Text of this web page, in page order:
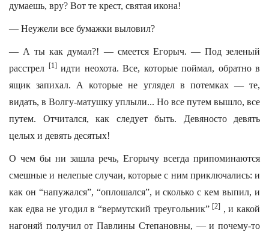
думаешь, вру? Вот те крест, святая икона!
— Неужели все бумажки выловил?
— А ты как думал?! — смеется Егорыч. — Под зеленый
расстрел [1]идти неохота. Все, которые поймал, обратно в
ящик запихал. А которые не углядел в потемках — те,
видать, в Волгу-матушку уплыли... Но все путем вышло, все
путем. Отчитался, как следует быть. Девяносто девять
целых и девять десятых!
О чем бы ни зашла речь, Егорычу всегда припоминаются
смешные и нелепые случаи, которые с ним приключались: и
как он “напужался”, “оплошался”, и сколько с кем выпил, и
как едва не угодил в “вермутский треугольник”[2] , и какой
нагоняй получил от Павлины Степановны, — и почему-то